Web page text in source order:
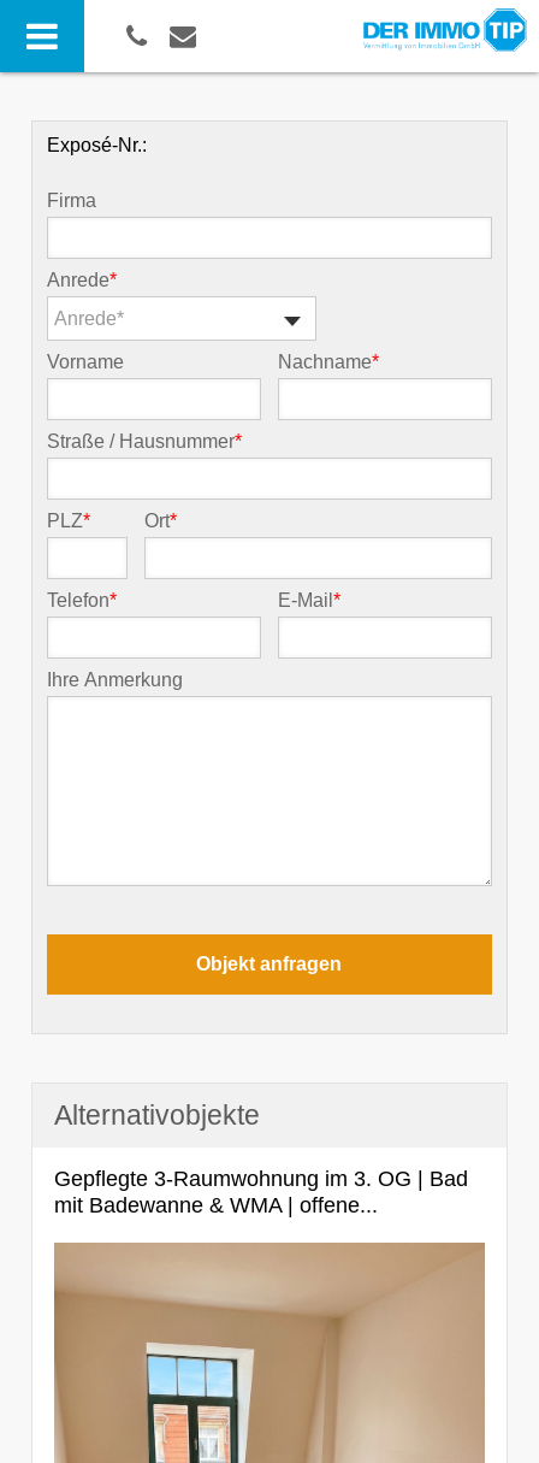
Exposé-Nr.:
Firma
Anrede*
Anrede*
Vorname Nachname*
Straße / Hausnummer*
PLZ* Ort*
Telefon* E-Mail*
Ihre Anmerkung
Alternativobjekte
Gepflegte 3-Raumwohnung im 3. OG | Bad
mit Badewanne & WMA | offene...